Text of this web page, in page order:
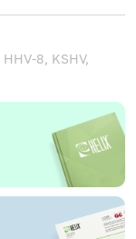
HHV-8, KSHV,